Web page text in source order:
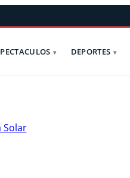
DEPORTES